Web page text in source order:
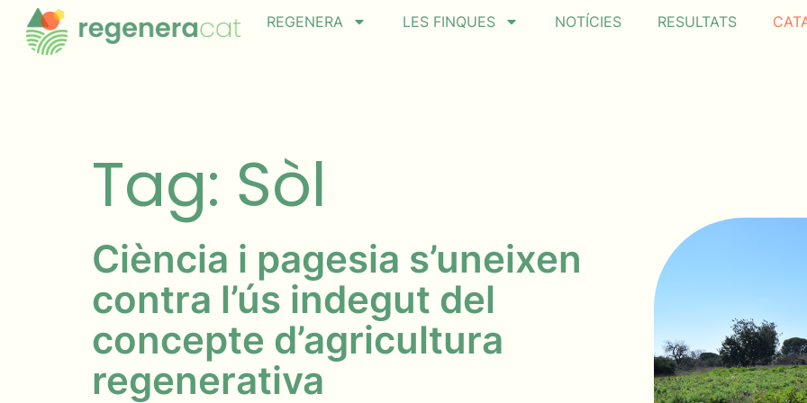
REGENERA LES FINQUES NOTÍCIES RESULTATS
Tag: Sòl
Ciència i pagesia s’uneixen
contra l’ús indegut del
concepte d’agricultura
regenerativa